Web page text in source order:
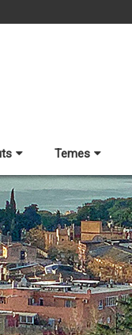
Temes